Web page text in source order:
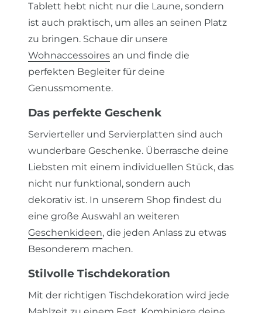
Tablett hebt nicht nur die Laune, sondern
ist auch praktisch, um alles an seinen Platz
zu bringen. Schaue dir unsere
Wohnaccessoires an und finde die
perfekten Begleiter für deine
Genussmomente.
Das perfekte Geschenk
Servierteller und Servierplatten sind auch
wunderbare Geschenke. Überrasche deine
Liebsten mit einem individuellen Stück, das
nicht nur funktional, sondern auch
dekorativ ist. In unserem Shop findest du
eine große Auswahl an weiteren
Geschenkideen, die jeden Anlass zu etwas
Besonderem machen.
Stilvolle Tischdekoration
Mit der richtigen Tischdekoration wird jede